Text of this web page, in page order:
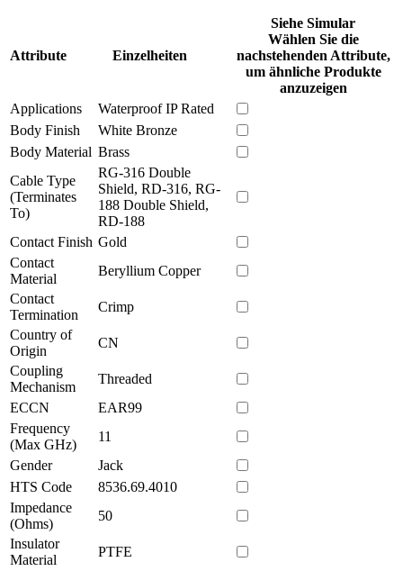
Attribute Einzelheiten
Siehe Simular
Wählen Sie die
nachstehenden Attribute,
um ähnliche Produkte
anzuzeigen
Applications
Waterproof IP Rated
Body Finish
White Bronze
Body Material Brass
Cable Type
(Terminates
To)
RG-316 Double
Shield, RD-316, RG-
188 Double Shield,
RD-188
Contact Finish Gold
Contact
Material
Beryllium Copper
Contact
Termination
Crimp
Country of
Origin
CN
Coupling
Mechanism
Threaded
ECCN
EAR99
Frequency
(Max GHz)
11
Gender
Jack
HTS Code
8536.69.4010
Impedance
(Ohms)
50
Insulator
Material
PTFE